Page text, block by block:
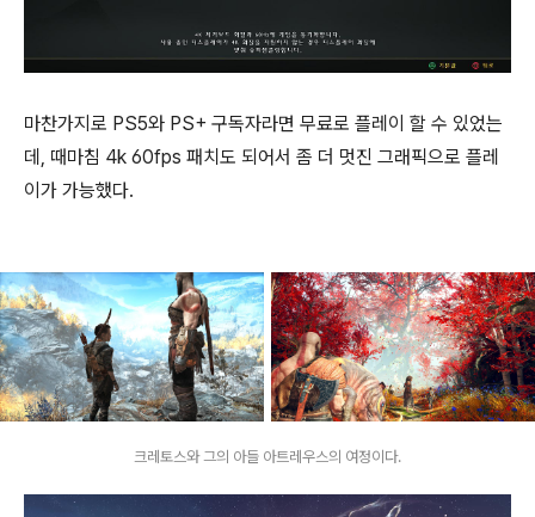
마찬가지로 PS5와 PS+ 구독자라면 무료로 플레이 할 수 있었는
데, 때마침 4k 60fps 패치도 되어서 좀 더 멋진 그래픽으로 플레
이가 가능했다.
크레토스와 그의 아들 아트레우스의 여정이다.